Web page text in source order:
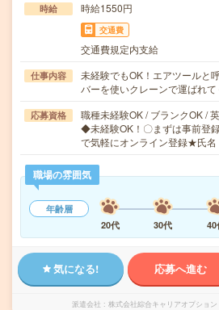
時給 時給1550円
交通費
交通費規定内支給
仕事内容
未経験でもOK！エアツールと
バーを使いクレーンで運ばれ
応募資格
職種未経験OK / ブランクOK /
◆未経験OK！〇まずは事前登
で気軽にオンライン登録★氏
職場の雰囲気
年齢層
20代
30代 40
気になる! 応募へ進む
派遣会社 株式会社綜合キャリアオプショ